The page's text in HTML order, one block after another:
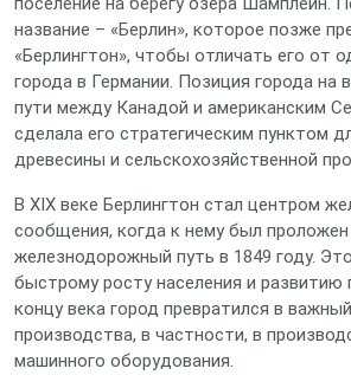
название – «Берлин», которое позже
«Берлингтон», чтобы отличать его от
города в Германии. Позиция города на
пути между Канадой и американским
сделала его стратегическим пунктом
древесины и сельскохозяйственной
В XIX веке Берлингтон стал центром
сообщения, когда к нему был
железнодорожный путь в 1849 году.
быстрому росту населения и
концу века город превратился в
производства, в частности, в
машинного оборудования.